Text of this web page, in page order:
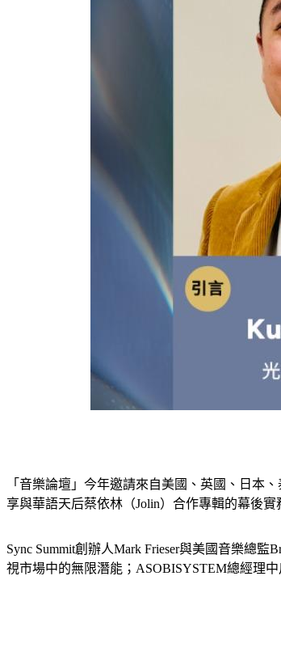
「音樂論壇」今年邀請來自美國、英國、日本
享與華語天后蔡依林（Jolin）合作專輯的幕後
Sync Summit創辦人Mark Frieser與美國音樂總
視市場中的無限潛能；ASOBISYSTEM總經理